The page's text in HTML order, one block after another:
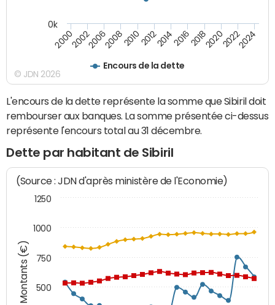
Encours de la dette
200020022006200820102012201420162018202020222024
0k
© JDN 2026
L'encours de la dette représente la somme que Sibiril doit
rembourser aux banques. La somme présentée ci-dessus
représente l'encours total au 31 décembre.
Dette par habitant de Sibiril
Montants (€)
(Source : JDN d'après ministère de l'Economie)
500
750
1000
1250